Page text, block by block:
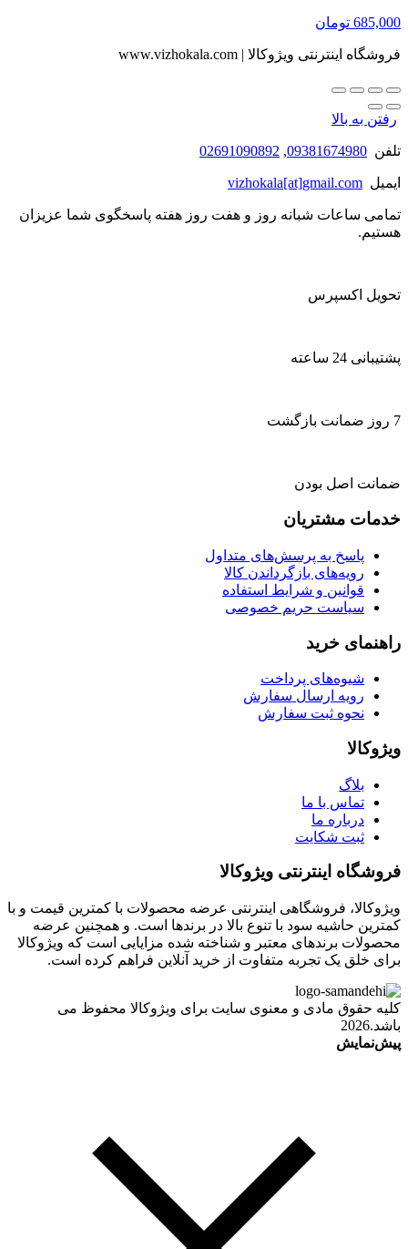
685,000 تومان
فروشگاه اینترنتی ویژوکالا | www.vizhokala.com
رفتن به بالا
تلفن 09381674980
,
02691090892
ایمیل vizhokala[at]gmail.com
تمامی ساعات شبانه روز و هفت روز هفته پاسخگوی شما عزیزان
هستیم.
تحویل اکسپرس
پشتیبانی 24 ساعته
7 روز ضمانت بازگشت
ضمانت اصل بودن
خدمات مشتریان
پاسخ به پرسش‌های متداول
رویه‌های بازگرداندن کالا
قوانین و شرایط استفاده
سیاست حریم خصوصی
راهنمای خرید
شیوه‌های پرداخت
رویه ارسال سفارش
نحوه ثبت سفارش
ویژوکالا
بلاگ
تماس با ما
درباره ما
ثبت شکایت
فروشگاه اینترنتی ویژوکالا
ویژوکالا، فروشگاهی اینترنتی عرضه محصولات با کمترین قیمت و با
کمترین حاشیه سود با تنوع بالا در برندها است. و همچنین عرضه
محصولات برندهای معتبر و شناخته شده مزایایی است که ویژوکالا
برای خلق یک تجربه متفاوت از خرید آنلاین فراهم کرده است.
کلیه حقوق مادی و معنوی سایت برای ویژوکالا محفوظ می
باشد.2026
پیش‌نمایش